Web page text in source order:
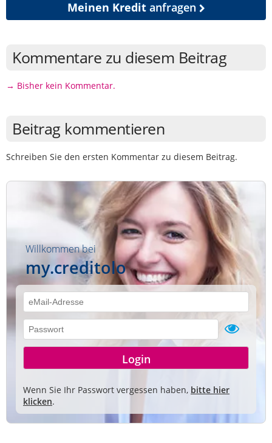
Meinen Kreditanfragen
Kommentare zu diesem Beitrag
→ Bisher kein Kommentar.
Beitrag kommentieren
Schreiben Sie den ersten Kommentar zu diesem Beitrag.
Willkommen bei
my.creditolo
Wenn Sie Ihr Passwort vergessen haben, bitte hier
klicken.